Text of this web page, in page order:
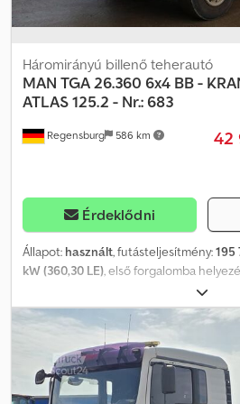
acél centrifugálszivattyú - CIP tisztítás
Regensburg 586 km
Háromirányú billenő teherautó
MAN TGA 26.360 6x4 BB -
ATLAS 125.2 - Nr.: 683
42
Érdeklődni
Állapot: használt, futásteljesítmény:195
kW (360,30 LE), első forgalomba
, össztömeg:
3 tengely, szín:narancssárga,
kibocsátási osztály:Euro 4, Felszereltség:
légkondicionálás, Jármű-azonosító
Saját tömeg: 14 800 kg Német műszaki
Daruk: ATLAS 125.2 V - 9,5/2 – gyártási